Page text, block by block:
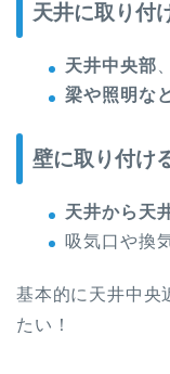
天井に取り付
天井中央部
梁や照明な
壁に取り付け
天井から天
吸気口や換
基本的に天井中央
たい！